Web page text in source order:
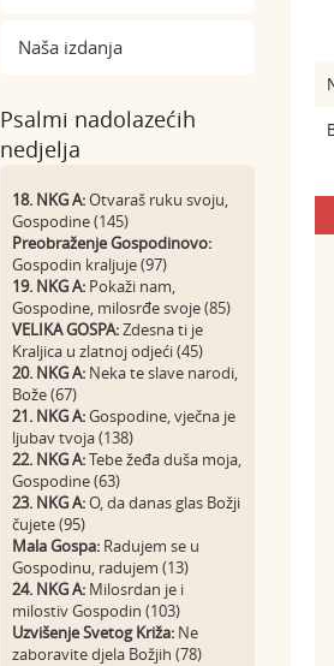
Naša izdanja
Psalmi nadolazećih
nedjelja
18. NKG A:Otvaraš ruku svoju,
Gospodine (145)
Preobraženje Gospodinovo:
Gospodin kraljuje (97)
19. NKG A: Pokaži nam,
Gospodine, milosrđe svoje (85)
VELIKA GOSPA:Zdesna ti je
Kraljica u zlatnoj odjeći (45)
20. NKG A: Neka te slave narodi,
Bože (67)
21. NKG A:Gospodine, vječna je
ljubav tvoja (138)
22. NKG A:Tebe žeđa duša moja,
Gospodine (63)
23. NKG A:O, da danas glas Božji
čujete (95)
Mala Gospa: Radujem se u
Gospodinu, radujem (13)
24. NKG A: Milosrdan je i
milostiv Gospodin (103)
Uzvišenje Svetog Križa: Ne
zaboravite djela Božjih (78)